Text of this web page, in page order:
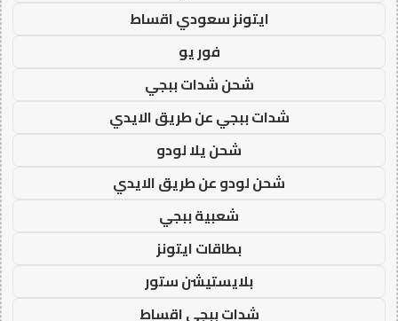
ايتونز سعودي اقساط
فور يو
شحن شدات ببجي
شدات ببجي عن طريق الايدي
شحن يلا لودو
شحن لودو عن طريق الايدي
شعبية ببجي
بطاقات ايتونز
بلايستيشن ستور
شدات ببجي اقساط